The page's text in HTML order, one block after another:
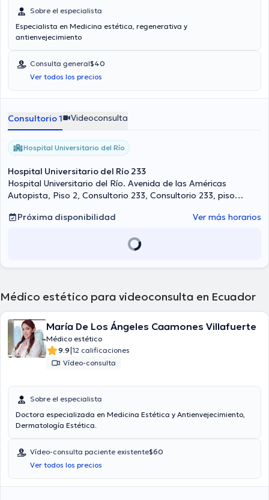
Sobre el especialista
Especialista en Medicina estética, regenerativa y
antienvejecimiento
Consulta general$40
Ver todos los precios
Consultorio 1 Videoconsulta
Hospital Universitario del Río
Hospital Universitario del Río 233
Hospital Universitario del Río. Avenida de las Américas
Autopista, Piso 2, Consultorio 233, Consultorio 233, piso
Próxima disponibilidad
Ver más horarios
Médico estético para videoconsulta en Ecuador
María De Los Ángeles Caamones Villafuerte
Médico estético
9.9|12 calificaciones
Vídeo-consulta
Sobre el especialista
Doctora especializada en Medicina Estética y Antienvejecimiento,
Dermatología Estética.
Vídeo-consulta paciente existente$60
Ver todos los precios